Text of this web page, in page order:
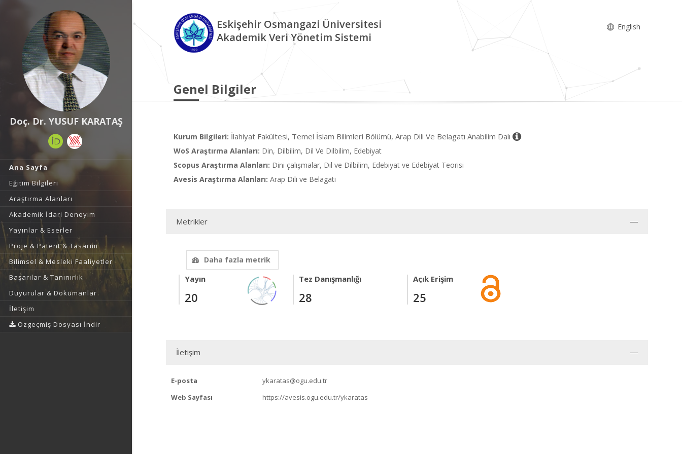
Doç. Dr. YUSUF KARATAŞ
Ana Sayfa
Eğitim Bilgileri
Araştırma Alanları
Akademik İdari Deneyim
Yayınlar & Eserler
Proje & Patent & Tasarım
Bilimsel & Mesleki Faaliyetler
Başarılar & Tanınırlık
Duyurular & Dokümanlar
İletişim
Özgeçmiş Dosyası İndir
Eskişehir Osmangazi Üniversitesi
Akademik Veri Yönetim Sistemi
English
Genel Bilgiler
Kurum Bilgileri: İlahiyat Fakültesi, Temel İslam Bilimleri Bölümü, Arap Dili Ve Belagatı Anabilim Dalı
WoS Araştırma Alanları: Din, Dilbilim, Dil Ve Dilbilim, Edebiyat
Scopus Araştırma Alanları: Dini çalışmalar, Dil ve Dilbilim, Edebiyat ve Edebiyat Teorisi
Avesis Araştırma Alanları: Arap Dili ve Belagati
Metrikler
Daha fazla metrik
Yayın
20
Tez Danışmanlığı
28
Açık Erişim
25
İletişim
E-posta
ykaratas@ogu.edu.tr
Web Sayfası
https://avesis.ogu.edu.tr/ykaratas